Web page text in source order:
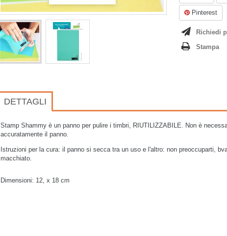
Pinterest
Richiedi
Stampa
DETTAGLI
Stamp Shammy è un panno per pulire i timbri, RIUTILIZZABILE. Non è
accuratamente il panno.
Istruzioni per la cura: il panno si secca tra un uso e l'altro: non preoccuparti,
macchiato.
Dimensioni: 12, x 18 cm